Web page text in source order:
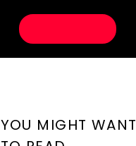
YOU MIGHT WANT